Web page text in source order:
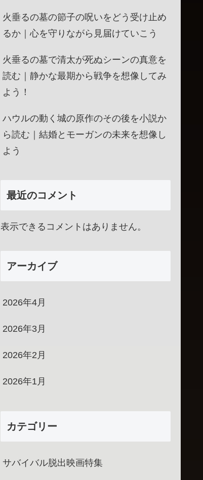
火垂るの墓の節子の呪いをどう受け止め
るか｜心を守りながら見届けていこう
火垂るの墓で清太が死ぬシーンの真意を
読む｜静かな最期から戦争を想像してみ
よう！
ハウルの動く城の原作のその後を小説か
ら読む｜結婚とモーガンの未来を想像し
よう
最近のコメント
表示できるコメントはありません。
アーカイブ
2026年4月
2026年3月
2026年2月
2026年1月
カテゴリー
サバイバル脱出映画特集